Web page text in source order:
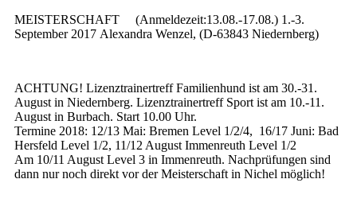
MEISTERSCHAFT (Anmeldezeit:13.08.-17.08.) 1.-3.
September 2017 Alexandra Wenzel, (D-63843 Niedernberg)
ACHTUNG! Lizenztrainertreff Familienhund ist am 30.-31.
August in Niedernberg. Lizenztrainertreff Sport ist am 10.-11.
August in Burbach. Start 10.00 Uhr.
Termine 2018: 12/13 Mai: Bremen Level 1/2/4, 16/17 Juni: Bad
Hersfeld Level 1/2, 11/12 August Immenreuth Level 1/2
Am 10/11 August Level 3 in Immenreuth. Nachprüfungen sind
dann nur noch direkt vor der Meisterschaft in Nichel möglich!